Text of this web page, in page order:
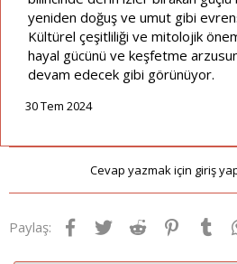
yeniden doğuş ve umut gibi
Kültürel çeşitliliği ve mitolojik
hayal gücünü ve keşfetme
devam edecek gibi görünüyor.
30 Tem 2024
Cevap yazmak için giriş
Paylaş: Facebook
TwitterReddit